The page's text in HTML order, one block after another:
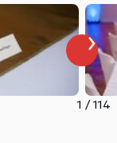
1 /114